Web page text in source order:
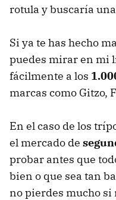
rotula y buscaría
Si ya te has hecho
puedes mirar en mi
fácilmente a los
marcas como Gitzo,
En el caso de los
el mercado de
probar antes que
bien o que sea tan
no pierdes mucho si